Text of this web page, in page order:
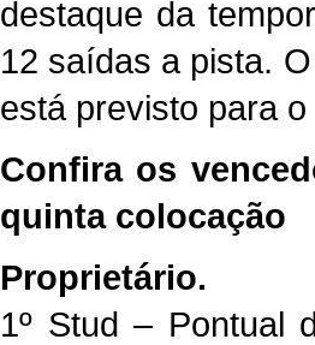
destaque da
12 saídas a pista.
está previsto para
Confira os
quinta colocação
Proprietário.
1º Stud – Pontual